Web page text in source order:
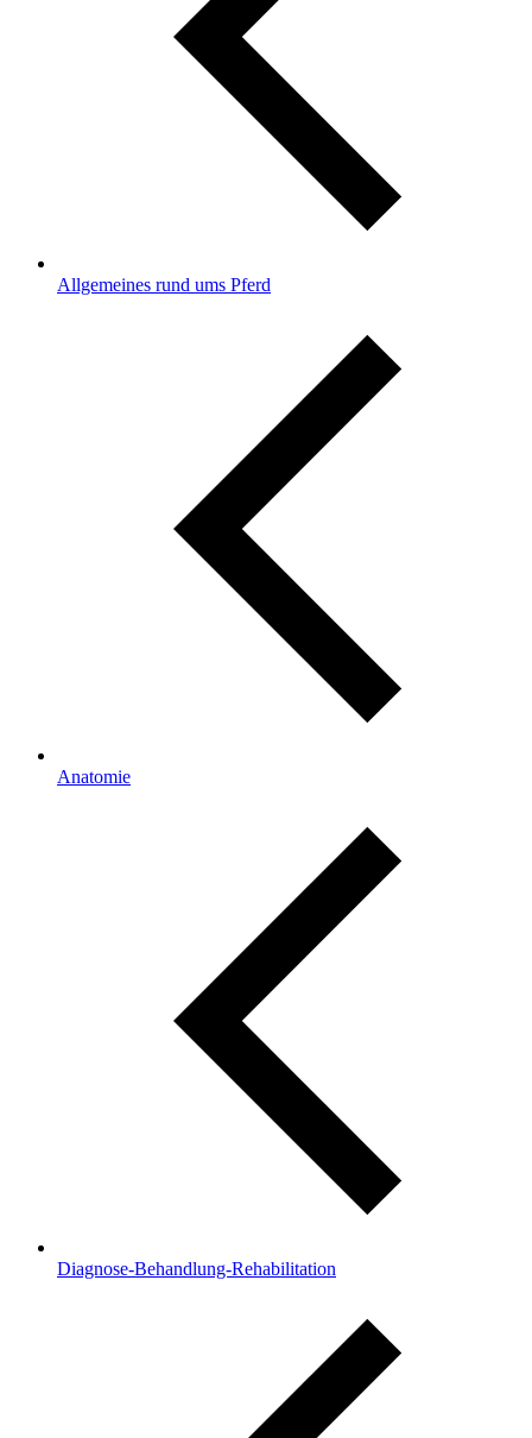
Allgemeines rund ums Pferd
Anatomie
Diagnose-Behandlung-Rehabilitation